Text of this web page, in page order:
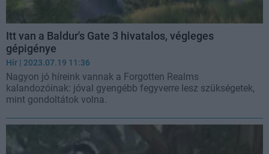
Itt van a Baldur's Gate 3 hivatalos, végleges
gépigénye
Hír | 2023.07.19 11:36
Nagyon jó híreink vannak a Forgotten Realms
kalandozóinak: jóval gyengébb fegyverre lesz szükségetek,
mint gondoltátok volna.